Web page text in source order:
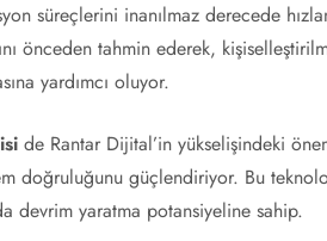
süreçlerini inanılmaz derecede
önceden tahmin ederek,
yardımcı oluyor.
de Rantar Dijital’in yükselişindeki
doğruluğunu güçlendiriyor. Bu
devrim yaratma potansiyeline sahip.